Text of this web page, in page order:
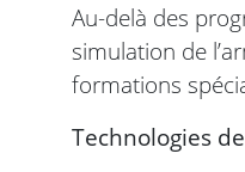
Au-delà des
simulation de
formations
Technologies